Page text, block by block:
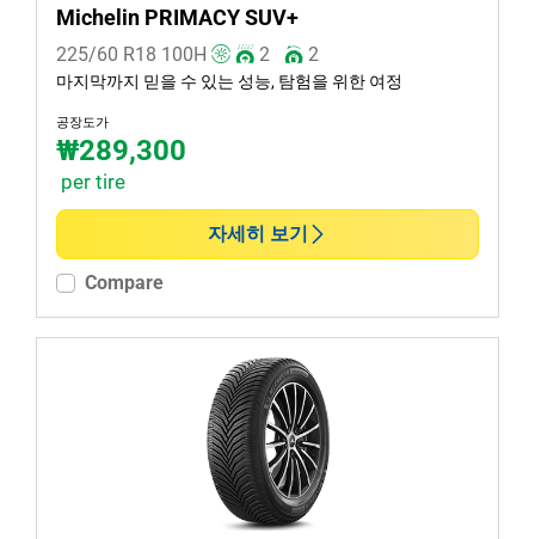
소형 화물차 van (0)
EV (0)
런플랫 타이어일 경우, 선택하세요
논런 플랫 (4)
Michelin PRIMACY SUV+
225/60 R18 100H 2 2
마지막까지 믿을 수 있는 성능, 탐험을 위한 여정
공장도가
₩289,300
per tire
자세히 보기
Compare